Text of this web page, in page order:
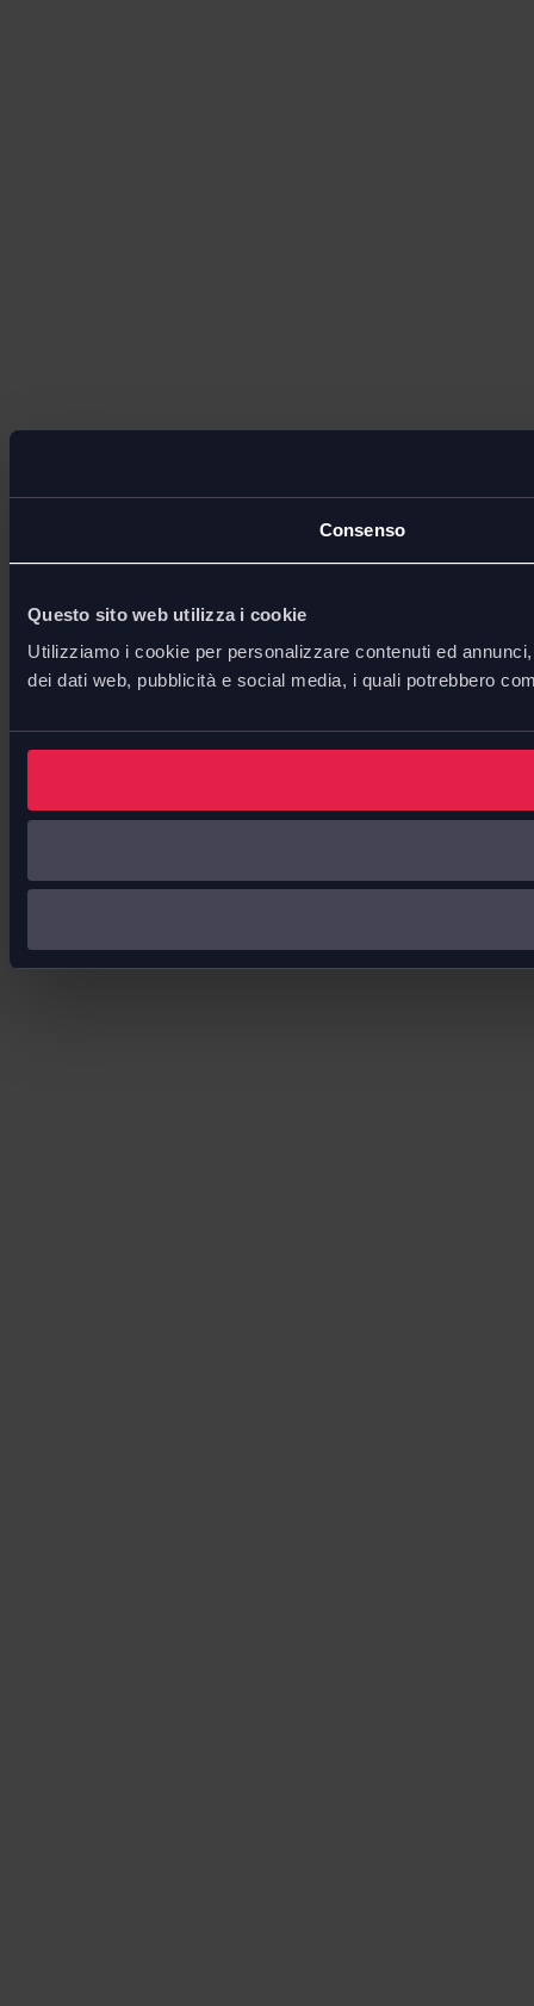
Consenso
Questo sito web utilizza i cookie
Utilizziamo i cookie per personalizzare contenuti ed
dei dati web, pubblicità e social media, i quali potrebbero